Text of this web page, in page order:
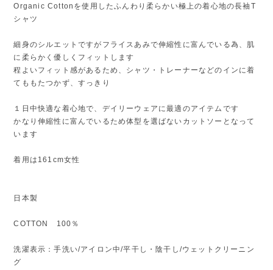
Organic Cottonを使用したふんわり柔らかい極上の着心地の長袖T
シャツ
細身のシルエットですがフライスあみで伸縮性に富んでいる為、肌
に柔らかく優しくフィットします
程よいフィット感があるため、シャツ・トレーナーなどのインに着
てももたつかず、すっきり
１日中快適な着心地で、デイリーウェアに最適のアイテムです
かなり伸縮性に富んでいるため体型を選ばないカットソーとなって
います
着用は161cm女性
日本製
COTTON 100％
洗濯表示：手洗い/アイロン中/平干し・陰干し/ウェットクリーニン
グ